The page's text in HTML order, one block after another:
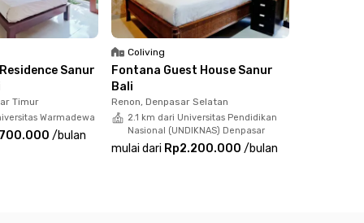
serta housekeeping sehingga memungkinkan
Bali ini sekarang juga sebelum kehabisan!
Sanur
Timur
Warmadewa
/bulan
Coliving
Fontana Guest House Sanur
Bali
Renon, Denpasar Selatan
2.1 km dari Universitas Pendidikan
Nasional (UNDIKNAS) Denpasar
mulai dari Rp2.200.000 /bulan